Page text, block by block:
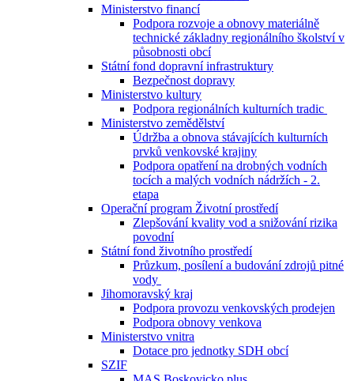
Ministerstvo financí
Podpora rozvoje a obnovy materiálně
technické základny regionálního školství v
působnosti obcí
Státní fond dopravní infrastruktury
Bezpečnost dopravy
Ministerstvo kultury
Podpora regionálních kulturních tradic
Ministerstvo zemědělství
Údržba a obnova stávajících kulturních
prvků venkovské krajiny
Podpora opatření na drobných vodních
tocích a malých vodních nádržích - 2.
etapa
Operační program Životní prostředí
Zlepšování kvality vod a snižování rizika
povodní
Státní fond životního prostředí
Průzkum, posílení a budování zdrojů pitné
vody
Jihomoravský kraj
Podpora provozu venkovských prodejen
Podpora obnovy venkova
Ministerstvo vnitra
Dotace pro jednotky SDH obcí
SZIF